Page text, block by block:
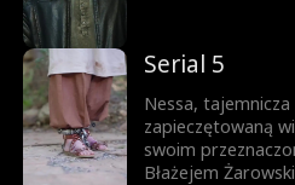
Dopiero gdy życie
pojawia się
prawdę – lecz czy
Serial 5
Nessa,
zapieczętowaną
swoim
Błażejem